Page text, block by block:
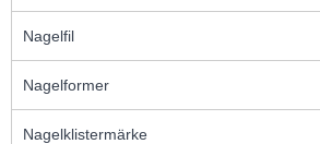
Nagelfil
Nagelformer
Nagelklistermärke